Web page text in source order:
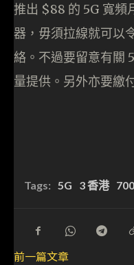
推出 $88 的 5G 寬頻
器，毋須拉線就可以
絡。不過要留意有關
量提供。另外亦要繳
Tags: 5G 3 香港
前一篇文章